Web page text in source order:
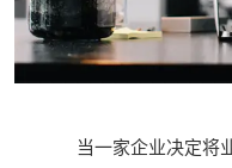
当一家企业决定将业